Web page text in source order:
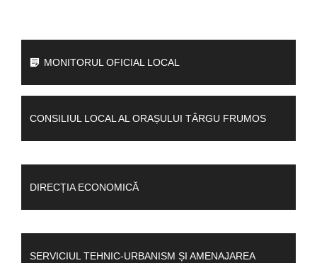
MONITORUL OFICIAL LOCAL
CONSILIUL LOCAL AL ORAȘULUI TÂRGU FRUMOS
DIRECȚIA ECONOMICĂ
SERVICIUL TEHNIC-URBANISM ȘI AMENAJAREA